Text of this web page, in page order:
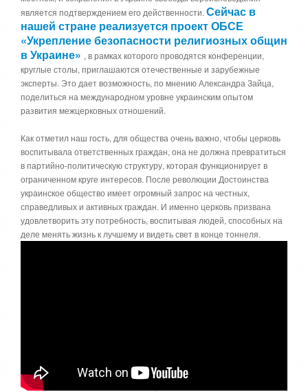
является подтверждением его действенности. Сейчас в
нашей стране реализуется проект ОБСЕ
«Укрепление безопасности религиозных общин
в Украине» , в рамках которого проводятся конференции,
круглые столы, приглашаются отечественные и зарубежные
эксперты. Это дает возможность, по мнению Александра Зайца,
поделиться на международном уровне украинским опытом
развития межцерковных отношений.
Как отметил наш гость, для общества очень важно, чтобы церковь
воспитывала ответственных граждан, она не должна превратиться
в партийно-политическую структуру, которая функционирует в
ограниченном круге интересов. После революции Достоинства
украинское общество имеет огромный запрос на честных,
справедливых и активных граждан. И именно церковь призвана
удовлетворить эту потребность, воспитывая людей, способных на
деле менять жизнь к лучшему и видеть свет в конце тоннеля.